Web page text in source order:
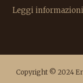
Leggi
Copyright © 2024